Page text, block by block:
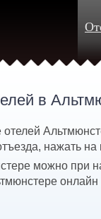
в
нажать на
можно при
онлайн